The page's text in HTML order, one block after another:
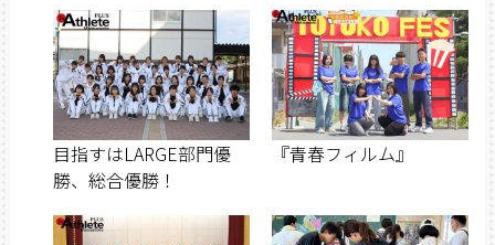
目指すはLARGE部門優
勝、総合優勝！
『青春フィルム』